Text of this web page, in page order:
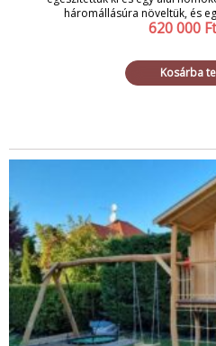
háromállásúra növeltük, és
620 000 Ft
Kosárba